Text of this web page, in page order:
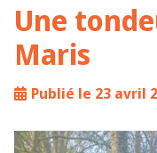
Une
Maris
Publié le 23 avril